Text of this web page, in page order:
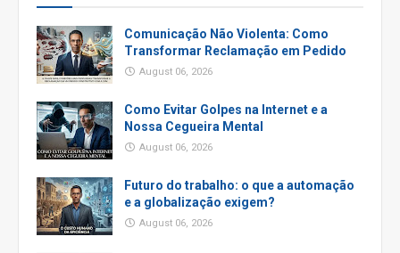
Comunicação Não Violenta: Como
Transformar Reclamação em Pedido
August 06, 2026
Como Evitar Golpes na Internet e a
Nossa Cegueira Mental
August 06, 2026
Futuro do trabalho: o que a automação
e a globalização exigem?
August 06, 2026